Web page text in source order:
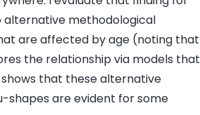
alternative methodological
are affected by age (noting that
the relationship via models that
that these alternative
shapes are evident for some